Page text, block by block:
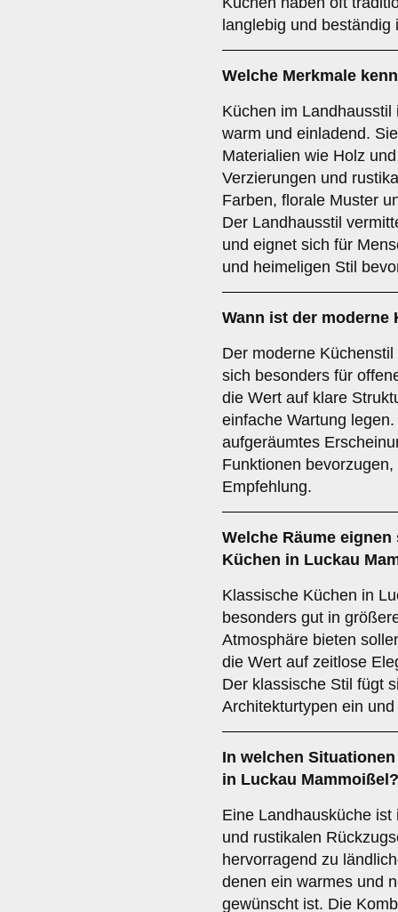
langlebig und beständig
Welche Merkmale
Küchen im
warm und einladend.
Materialien wie Holz
Verzierungen und
Farben, florale Muster
Der Landhausstil
und eignet sich für
und heimeligen Stil
Wann ist der moderne
Der moderne
sich besonders für
die Wert auf klare
einfache Wartung
aufgeräumtes
Funktionen
Empfehlung.
Welche Räume
Küchen in Luckau
Klassische Küchen in
besonders gut in
Atmosphäre bieten
die Wert auf zeitlose
Der klassische Stil fügt
Architekturtypen ein
In welchen
in Luckau Mammoißel?
Eine Landhausküche
und rustikalen
hervorragend zu
denen ein warmes und
gewünscht ist. Die